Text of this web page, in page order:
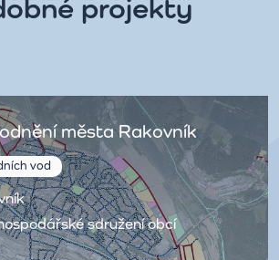
projekty
města Rakovník
vod
sdružení obcí